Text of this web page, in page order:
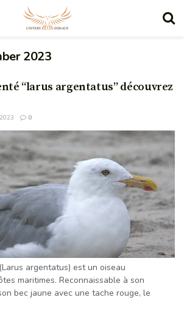
2023
“larus argentatus” découvrez
0
argentatus) est un oiseau
maritimes. Reconnaissable à son
bec jaune avec une tache rouge, le
espèce opportuniste qui se nourrit de
poissons et de déchets alimentaires. Les